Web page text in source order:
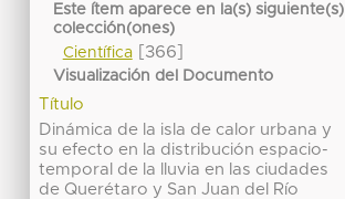
Este ítem aparece en la(s) siguiente(s)
colección(ones)
Científica[366]
Visualización del Documento
Título
Dinámica de la isla de calor urbana y
su efecto en la distribución espacio-
temporal de la lluvia en las ciudades
de Querétaro y San Juan del Río